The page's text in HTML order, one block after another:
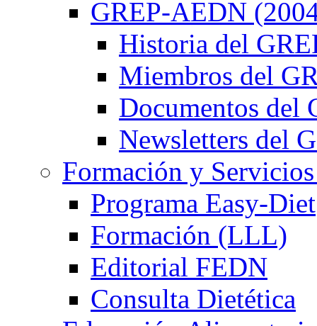
GREP-AEDN
Historia del
Miembros del
Documentos del
Newsletters del
Formación y
Programa Easy-Diet
Formación (LLL)
Editorial FEDN
Consulta Dietética